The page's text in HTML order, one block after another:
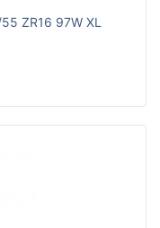
ZR16 97W XL